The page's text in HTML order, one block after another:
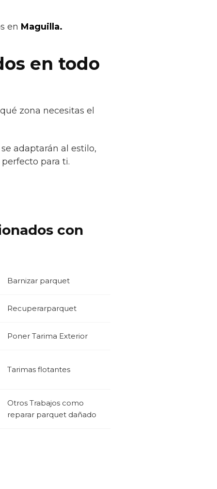
en Maguilla.
en todo
zona necesitas el
adaptarán al estilo,
para ti.
con
Barnizar parquet
Recuperarparquet
Poner Tarima Exterior
Tarimas flotantes
Otros Trabajos como
reparar parquet dañado